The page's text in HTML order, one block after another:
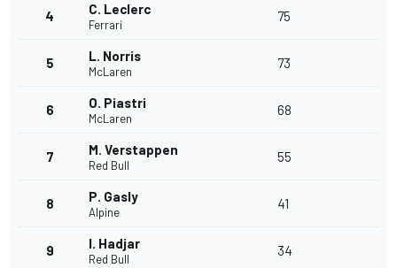
4 C. Leclerc
Ferrari
75
5 L. Norris
McLaren
73
6 O. Piastri
McLaren
68
7 M. Verstappen
Red Bull
55
8 P. Gasly
Alpine
41
9 I. Hadjar
Red Bull
34